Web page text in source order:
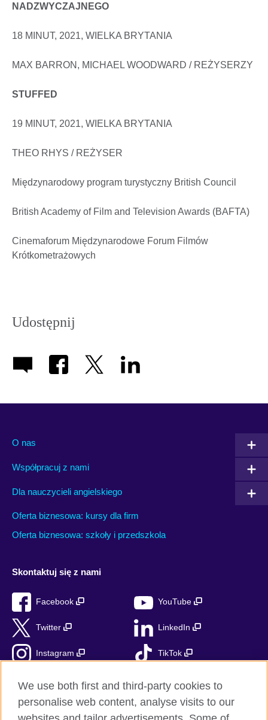
NADZWYCZAJNEGO
18 MINUT, 2021, WIELKA BRYTANIA
MAX BARRON, MICHAEL WOODWARD / REŻYSERZY
STUFFED
19 MINUT, 2021, WIELKA BRYTANIA
THEO RHYS / REŻYSER
Międzynarodowy program turystyczny British Council
British Academy of Film and Television Awards (BAFTA)
Cinemaforum Międzynarodowe Forum Filmów
Krótkometrażowych
Udostępnij
O nas
Współpracuj z nami
Dla nauczycieli angielskiego
Oferta biznesowa: kursy dla firm
Oferta biznesowa: szkoły i przedszkola
Skontaktuj się z nami
Facebook YouTube
Twitter LinkedIn
Instagram TikTok
We use both first and third-party cookies to
personalise web content, analyse visits to our